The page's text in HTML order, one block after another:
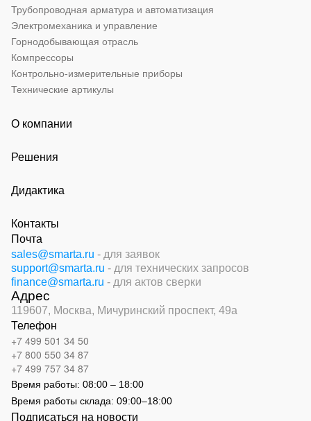
Трубопроводная арматура и автоматизация
Электромеханика и управление
Горнодобывающая отрасль
Компрессоры
Контрольно-измерительные приборы
Технические артикулы
О компании
Решения
Дидактика
Контакты
Почта
sales@smarta.ru - для заявок
support@smarta.ru - для технических запросов
finance@smarta.ru - для актов сверки
Адрес
119607, Москва, Мичуринский проспект, 49а
Телефон
+7 499 501 34 50
+7 800 550 34 87
+7 499 757 34 87
Время работы: 08:00 – 18:00
Время работы склада: 09:00–18:00
Подписаться на новости